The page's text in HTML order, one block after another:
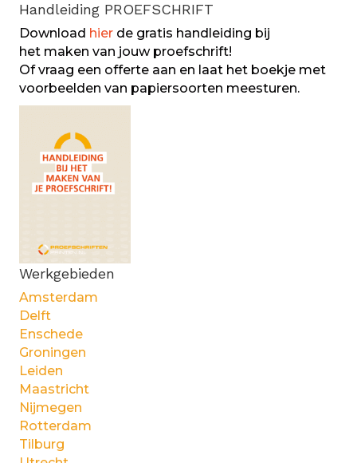
Handleiding PROEFSCHRIFT
Download hier de gratis handleiding bij
het maken van jouw proefschrift!
Of vraag een offerte aan en laat het boekje met
voorbeelden van papiersoorten meesturen.
Werkgebieden
Amsterdam
Delft
Enschede
Groningen
Leiden
Maastricht
Nijmegen
Rotterdam
Tilburg